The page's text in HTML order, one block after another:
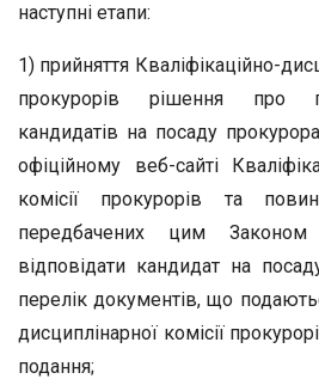
наступні етапи:
1) прийняття Кваліфікаційно-
прокурорів рішення про
кандидатів на посаду
офіційному веб-сайті
комісії прокурорів та
передбачених цим
відповідати кандидат на
перелік документів, що
дисциплінарної комісії
подання;